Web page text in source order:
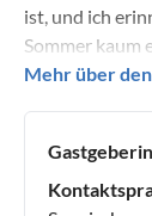
ist, und ich
Sommer kaum
zu verlieren.
Durch meine
und
Mehr über